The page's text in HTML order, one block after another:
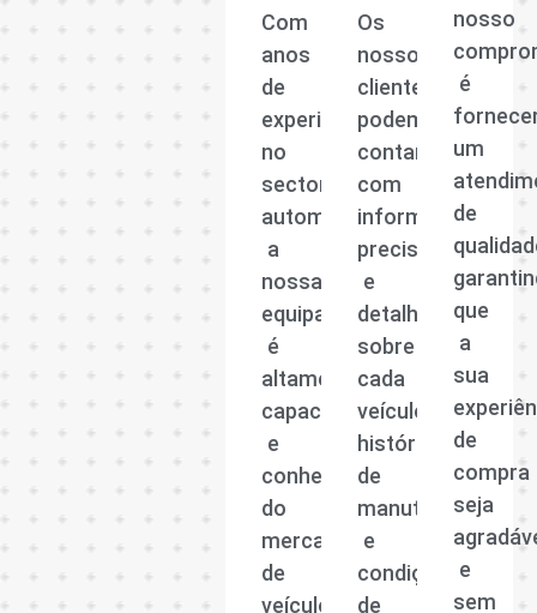
Com
anos
de
experiência
no
sector
automóvel,
a
nossa
equipa
é
altamente
capacitada
e
conhecedora
do
mercado
de
veículos
Os
nossos
clientes
podem
contar
com
informações
precisas
e
detalhadas
sobre
cada
veículo,
histórico
de
manutenção
e
condições
de
nosso
é
um
de
que
a
sua
de
compra
seja
e
sem